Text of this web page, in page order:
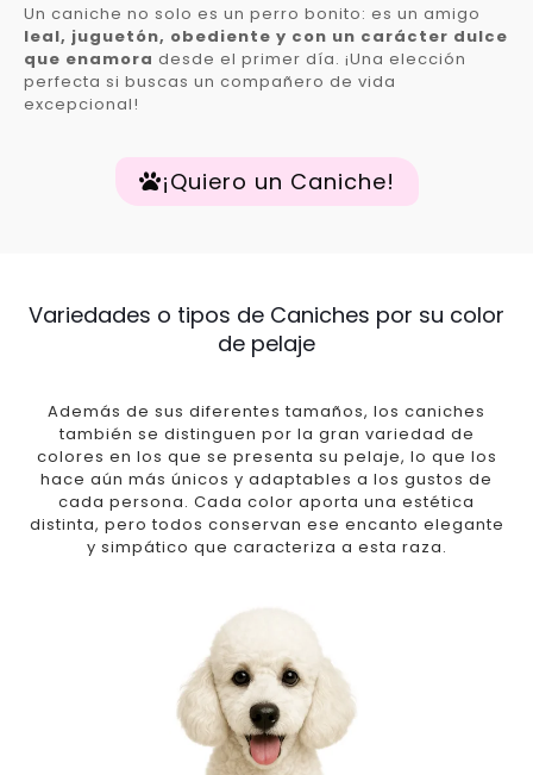
Un caniche no solo es un perro bonito: es un amigo
leal, juguetón, obediente y con un carácter dulce
que enamora desde el primer día. ¡Una elección
perfecta si buscas un compañero de vida
excepcional!
¡Quiero un Caniche!
Variedades o tipos de Caniches por su color
de pelaje
Además de sus diferentes tamaños, los caniches
también se distinguen por la gran variedad de
colores en los que se presenta su pelaje, lo que los
hace aún más únicos y adaptables a los gustos de
cada persona. Cada color aporta una estética
distinta, pero todos conservan ese encanto elegante
y simpático que caracteriza a esta raza.